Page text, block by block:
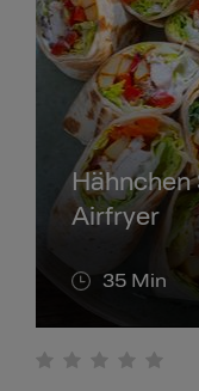
Airfryer
35 Min